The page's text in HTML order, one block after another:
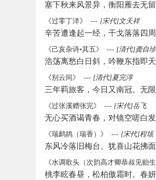
塞下秋来风景异，衡阳雁去无
《过零丁洋》 --- [宋代]文天祥
辛苦遭逢起一经，干戈落落四
《己亥杂诗•其五》 --- [清代]龚自珍
浩荡离愁白日斜，吟鞭东指即
《别云间》 --- [清代]夏完淳
三年羁旅客，今日又南冠。无
《过张溪赠张完》 --- [宋代]岳飞
无心买酒谒青春，对镜空嗟白
《瑞鹧鸪（瑞香）》 --- [宋代]程垓
东风冷落旧梅台。犹喜山花拂
《水调歌头（次韵高才卿恭叔见贻
桃李眩春昼，松柏傲霜时。春